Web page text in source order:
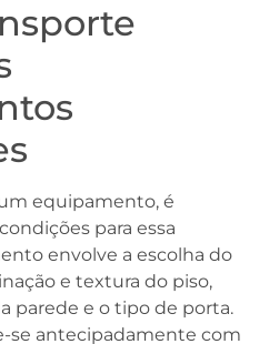
equipamento, é
para essa
envolve a escolha do
e textura do piso,
parede e o tipo de porta.
se antecipadamente com